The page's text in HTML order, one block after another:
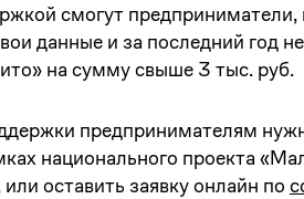
смогут предприниматели,
данные и за последний год
на сумму свыше 3 тыс. руб.
предпринимателям
национального проекта
оставить заявку онлайн по